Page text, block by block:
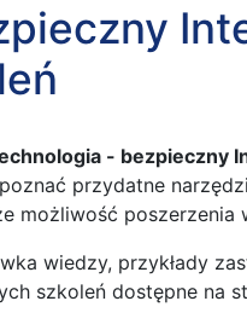
- bezpieczny
przydatne
możliwość
wiedzy, przykłady
szkoleń dostępne na